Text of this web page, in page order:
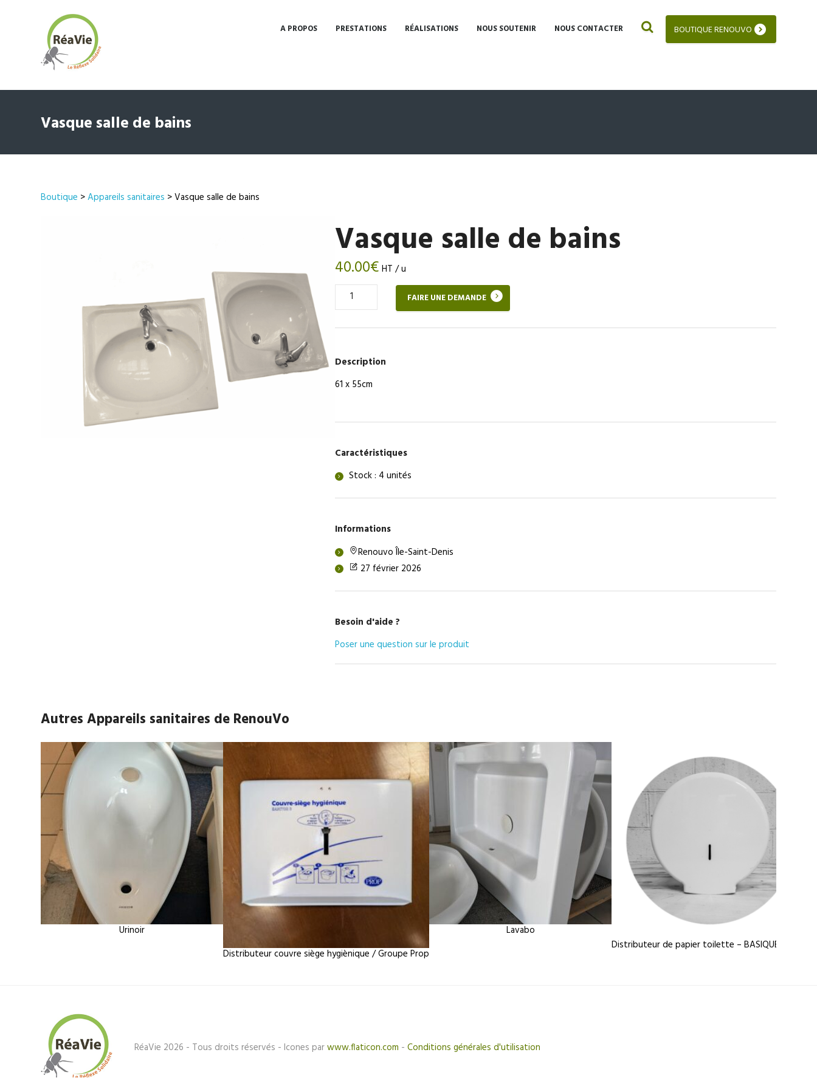
BOUTIQUE RENOUVO
A PROPOS PRESTATIONS RÉALISATIONS NOUS SOUTENIR NOUS CONTACTER
Vasque salle de bains
Boutique >Appareils sanitaires > Vasque salle de bains
Vasque salle de bains
40.00€ HT / u
Quantité
salle
FAIRE UNE DEMANDE
Description
61 x 55cm
Caractéristiques
Stock : 4 unités
Informations
Renouvo Île-Saint-Denis
27 février 2026
Besoin d'aide ?
Poser une question sur le produit
Autres Appareils sanitaires de RenouVo
Urinoir
Distributeur couvre siège hygiènique / Groupe Prop
Lavabo
Distributeur de papier toilette – BASIQUE RÉAVIE
RéaVie 2026 - Tous droits réservés - Icones parwww.flaticon.com - Conditions générales d'utilisation